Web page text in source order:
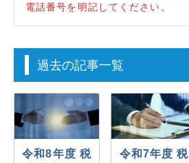
電話番号を明記してください。
過去の記事一覧
令和8年度 税
令和7年度 税